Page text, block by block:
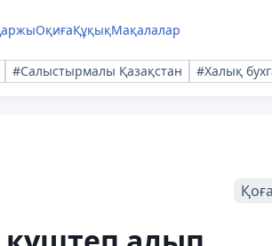
ОқиғаҚұқықМақалалар
#Салыстырмалы Қазақстан #Халық